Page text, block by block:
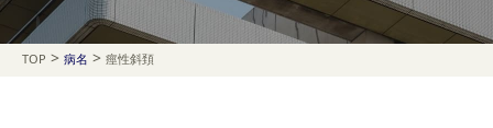
TOP > 病名 > 痙性斜頚